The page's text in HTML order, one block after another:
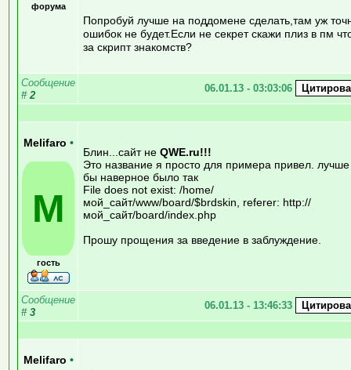
форума
Попробуй лучше на поддомене сделать,там уж
ошибок не будет.Если не секрет скажи плиз в пм
за скрипт знакомств?
Сообщение
# 2
06.01.13 - 03:03:06
Melifaro •
M
гость
Блин...сайт не QWE.ru!!!
Это название я просто для примера привел. лучше
бы наверное было так
File does not exist: /home/
мой_сайт/www/board/$brdskin, referer: http://
мой_сайт/board/index.php
Прошу прощения за введение в заблуждение.
Сообщение
# 3
06.01.13 - 13:46:33
Melifaro •